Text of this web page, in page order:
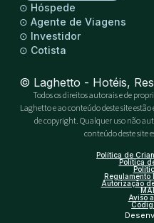
⊙ Hóspede
⊙ Agente de Viagens
⊙ Investidor
⊙ Cotista
© Laghetto - Hotéis,
Todos os direitos autorais e de
Laghetto e ao conteúdo deste site
de copyright. Qualquer uso não
conteúdo deste site
Política de
Política
Regulamento
Autorização
Aviso